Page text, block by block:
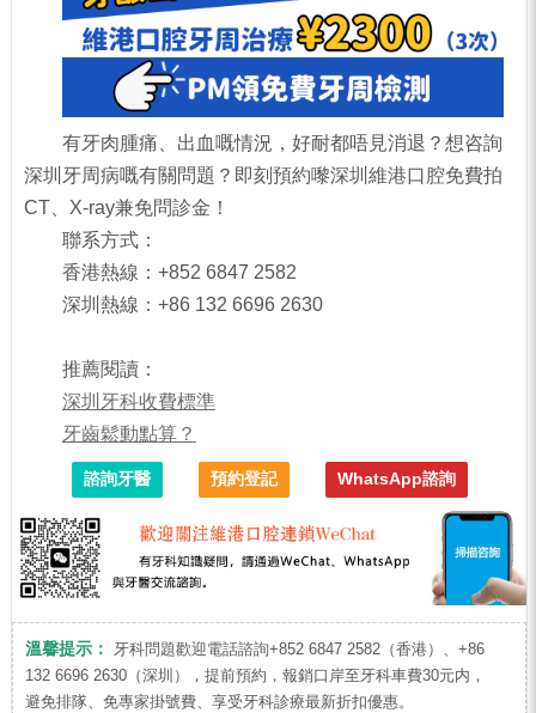
有牙肉腫痛、出血嘅情況，好耐都唔見消退？想咨詢
深圳牙周病嘅有關問題？即刻預約嚟深圳維港口腔免費拍
CT、X-ray兼免問診金！
聯系方式：
香港熱線：+852 6847 2582
深圳熱線：+86 132 6696 2630
推薦閱讀：
深圳牙科收費標準
牙齒鬆動點算？
諮詢牙醫 預約登記 WhatsApp諮詢
溫馨提示：
牙科問題歡迎電話諮詢+852 6847 2582（香港）、+86
132 6696 2630（深圳），提前預約，報銷口岸至牙科車費30元内，
避免排隊、免專家掛號費、享受牙科診療最新折扣優惠。